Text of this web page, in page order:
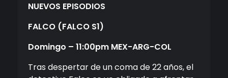
NUEVOS EPISODIOS
FALCO (FALCO S1)
Domingo – 11:00pm MEX-ARG-COL
Tras despertar de un coma de 22 años, el